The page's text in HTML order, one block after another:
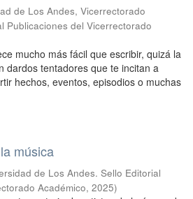
de Los Andes, Vicerrectorado
Publicaciones del Vicerrectorado
mucho más fácil que escribir, quizá la
dardos tentadores que te incitan a
hechos, eventos, episodios o muchas
música
de Los Andes. Sello Editorial
Académico, 2025)